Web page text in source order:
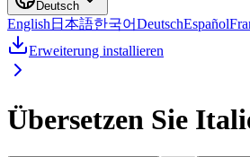
Deutsch
English 日本語한국어DeutschEspañol
Erweiterung installieren
Übersetzen Sie